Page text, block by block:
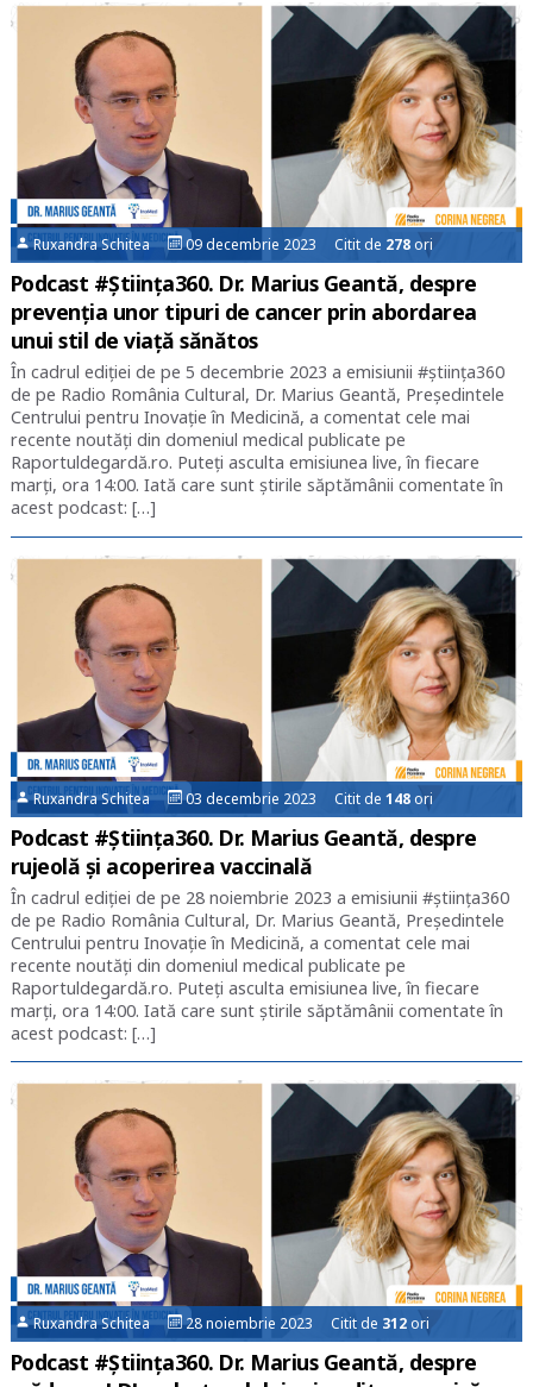
Ruxandra Schitea 09 decembrie 2023 Citit de 278 ori
Podcast #Știința360. Dr. Marius Geantă, despre
prevenția unor tipuri de cancer prin abordarea
unui stil de viață sănătos
În cadrul ediției de pe 5 decembrie 2023 a emisiunii #știința360
de pe Radio România Cultural, Dr. Marius Geantă, Președintele
Centrului pentru Inovație în Medicină, a comentat cele mai
recente noutăți din domeniul medical publicate pe
Raportuldegardă.ro. Puteți asculta emisiunea live, în fiecare
marți, ora 14:00. Iată care sunt știrile săptămânii comentate în
acest podcast: […]
Ruxandra Schitea 03 decembrie 2023 Citit de148 ori
Podcast #Știința360. Dr. Marius Geantă, despre
rujeolă și acoperirea vaccinală
În cadrul ediției de pe 28 noiembrie 2023 a emisiunii #știința360
de pe Radio România Cultural, Dr. Marius Geantă, Președintele
Centrului pentru Inovație în Medicină, a comentat cele mai
recente noutăți din domeniul medical publicate pe
Raportuldegardă.ro. Puteți asculta emisiunea live, în fiecare
marți, ora 14:00. Iată care sunt știrile săptămânii comentate în
acest podcast: […]
Ruxandra Schitea 28 noiembrie 2023 Citit de 312 ori
Podcast #Știința360. Dr. Marius Geantă, despre